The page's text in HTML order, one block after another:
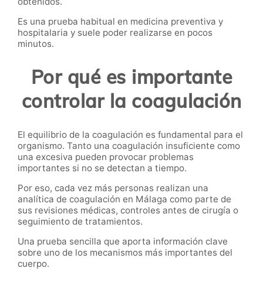
Es una prueba habitual en medicina preventiva y
hospitalaria y suele poder realizarse en pocos
minutos.
Por qué es importante
controlar la coagulación
El equilibrio de la coagulación es fundamental para el
organismo. Tanto una coagulación insuficiente como
una excesiva pueden provocar problemas
importantes si no se detectan a tiempo.
Por eso, cada vez más personas realizan una
analítica de coagulación en Málaga como parte de
sus revisiones médicas, controles antes de cirugía o
seguimiento de tratamientos.
Una prueba sencilla que aporta información clave
sobre uno de los mecanismos más importantes del
cuerpo.